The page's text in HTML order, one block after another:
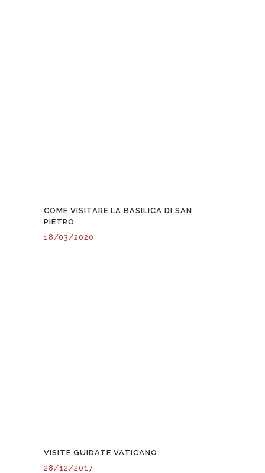
COME VISITARE LA BASILICA DI SAN
PIETRO
18/03/2020
VISITE GUIDATE VATICANO
28/12/2017